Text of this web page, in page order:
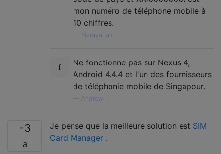
mon numéro de téléphone mobile à
10 chiffres.
Narayanan
Ne fonctionne pas sur Nexus 4,
Android 4.4.4 et l'un des fournisseurs
de téléphonie mobile de Singapour.
Andrew T.
-3 Je pense que la meilleure solution est SIM
Card Manager .